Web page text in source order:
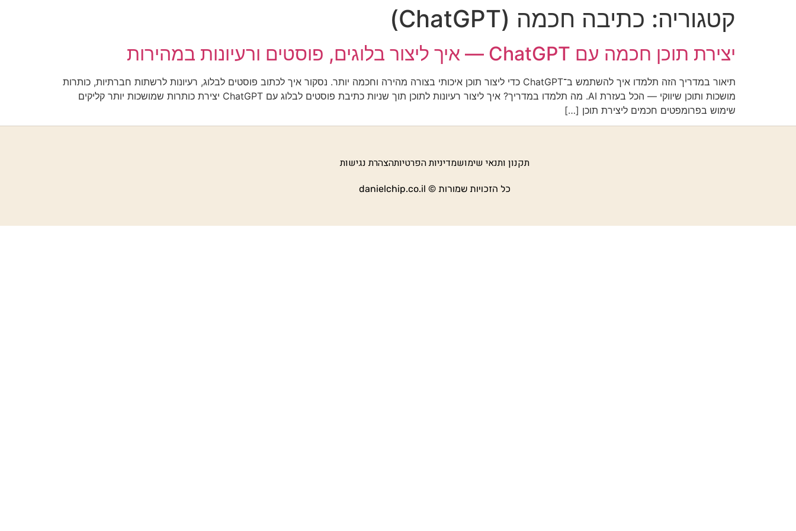
קטגוריה: כתיבה חכמה (ChatGPT)
יצירת תוכן חכמה עם ChatGPT — איך ליצור בלוגים, פוסטים ורעיונות במהירות
תיאור במדריך הזה תלמדו איך להשתמש ב־ChatGPT כדי ליצור תוכן איכותי בצורה מהירה וחכמה יותר. נסקור איך לכתוב פוסטים לבלוג, רעיונות לרשתות חברתיות, כותרות
מושכות ותוכן שיווקי — הכל בעזרת AI. מה תלמדו במדריך? איך ליצור רעיונות לתוכן תוך שניות כתיבת פוסטים לבלוג עם ChatGPT יצירת כותרות שמושכות יותר קליקים
שימוש בפרומפטים חכמים ליצירת תוכן […]
תקנון ותנאי שימושמדיניות הפרטיותהצהרת נגישות
כל הזכויות שמורות © danielchip.co.il